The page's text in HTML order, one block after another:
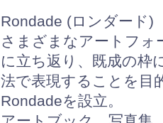
Rondade (ロンダード)
さまざまなアートフォ
に立ち返り、既成の枠
法で表現することを目
Rondadeを設立。